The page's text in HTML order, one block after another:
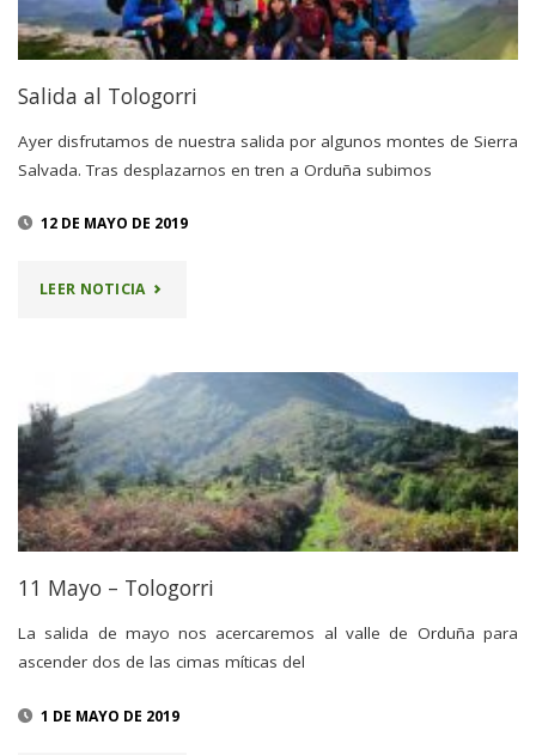
Salida al Tologorri
Ayer disfrutamos de nuestra salida por algunos montes de Sierra
Salvada. Tras desplazarnos en tren a Orduña subimos
12 DE MAYO DE 2019
LEER NOTICIA"SALIDA
TOLOGORRI"
11 Mayo – Tologorri
La salida de mayo nos acercaremos al valle de Orduña para
ascender dos de las cimas míticas del
1 DE MAYO DE 2019